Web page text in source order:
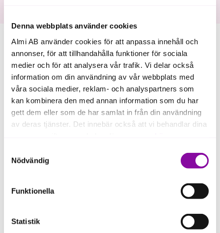
Denna webbplats använder cookies
Almi AB använder cookies för att anpassa innehåll och
annonser, för att tillhandahålla funktioner för sociala
medier och för att analysera vår trafik. Vi delar också
information om din användning av vår webbplats med
våra sociala medier, reklam- och analyspartners som
kan kombinera den med annan information som du har
gett dem eller som de har samlat in från din användning
av deras tjänster. Det innebär också att vi behandlar dina
Om du klickar på avvisa kommer användning av kakor
eller delning av information enligt ovan, inte att ske,
förutom för kakor som är nödvändiga för att hemsidan
ska fungera se mer under inställningar.
Nödvändig
Funktionella
Statistik
MaintMaster offers a maintenance system that
makes work easier and more efficient with
unparalleled flexibility and a customer-friendly
MaintMaster gives full control, like a flexible toolbox,
scalable and tailored to any business. A maintenance
streamline the workflow.